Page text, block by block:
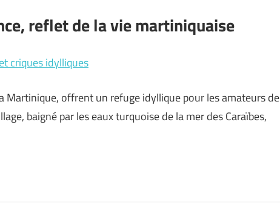
reflet de la vie martiniquaise
criques idylliques
Martinique, offrent un refuge idyllique pour les amateurs de
baigné par les eaux turquoise de la mer des Caraïbes,